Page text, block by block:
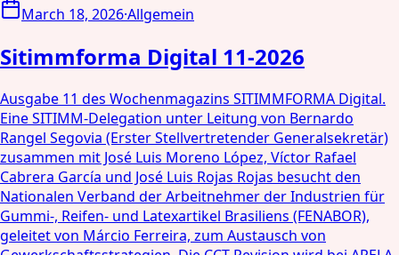
March 18, 2026·Allgemein
Sitimmforma Digital 11-2026
Ausgabe 11 des Wochenmagazins SITIMMFORMA Digital.
Eine SITIMM-Delegation unter Leitung von Bernardo
Rangel Segovia (Erster Stellvertretender Generalsekretär)
zusammen mit José Luis Moreno López, Víctor Rafael
Cabrera García und José Luis Rojas Rojas besucht den
Nationalen Verband der Arbeitnehmer der Industrien für
Gummi-, Reifen- und Latexartikel Brasiliens (FENABOR),
geleitet von Márcio Ferreira, zum Austausch von